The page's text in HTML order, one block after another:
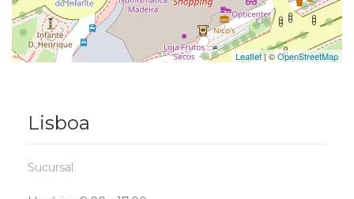
Leaflet| ©OpenStreetMap
Lisboa
Sucursal